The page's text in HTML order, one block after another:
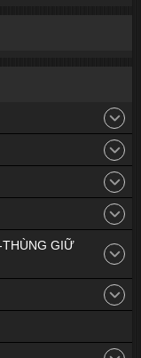
THÙNG GIỮ